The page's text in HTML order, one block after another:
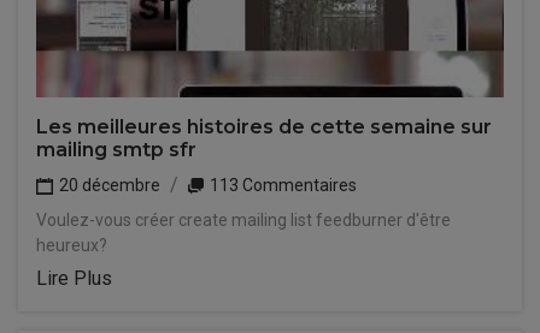
Les meilleures histoires de cette semaine sur
mailing smtp sfr
20 décembre
113 Commentaires
Voulez-vous créer create mailing list feedburner d'être
heureux?
Lire Plus